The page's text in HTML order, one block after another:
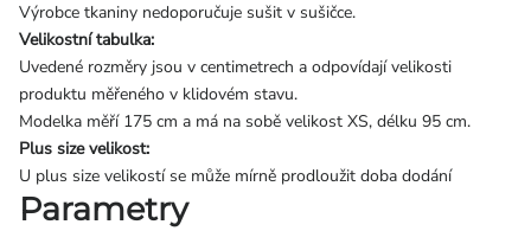
Výrobce tkaniny nedoporučuje sušit v sušičce.
Velikostní tabulka:
Uvedené rozměry jsou v centimetrech a odpovídají velikosti
produktu měřeného v klidovém stavu.
Modelka měří 175 cm a má na sobě velikost XS, délku 95 cm.
Plus size velikost:
U plus size velikostí se může mírně prodloužit doba dodání
Parametry